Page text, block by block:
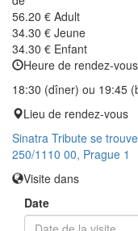
56.20 € Adult
34.30 € Jeune
34.30 € Enfant
Heure de rendez-
18:30 (dîner) ou 19:45
Lieu de rendez-vous
Sinatra Tribute se
250/1110 00, Prague 1
Visite dans
Date